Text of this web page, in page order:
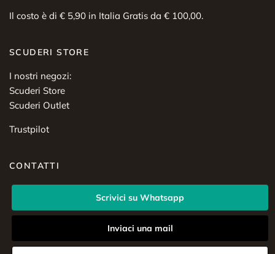
Il costo è di € 5,90 in Italia Gratis da € 100,00.
SCUDERI STORE
I nostri negozi:
Scuderi Store
Scuderi Outlet
Trustpilot
CONTATTI
Scrivici su Whatsapp
Inviaci una mail